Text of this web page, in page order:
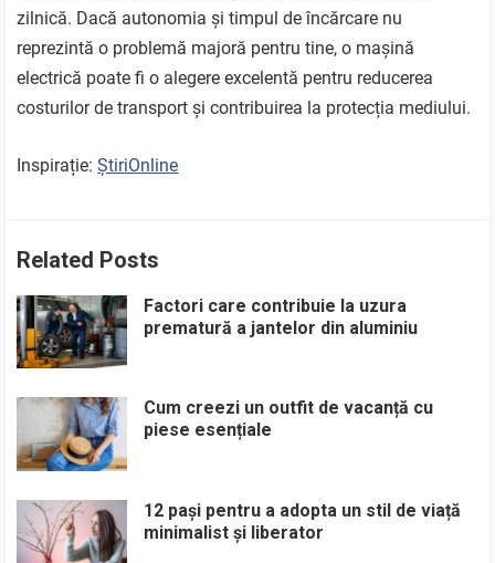
zilnică. Dacă autonomia și timpul de încărcare nu
reprezintă o problemă majoră pentru tine, o mașină
electrică poate fi o alegere excelentă pentru reducerea
costurilor de transport și contribuirea la protecția mediului.
Inspirație:ȘtiriOnline
Related Posts
Factori care contribuie la uzura
prematură a jantelor din aluminiu
Cum creezi un outfit de vacanță cu
piese esențiale
12 pași pentru a adopta un stil de viață
minimalist și liberator